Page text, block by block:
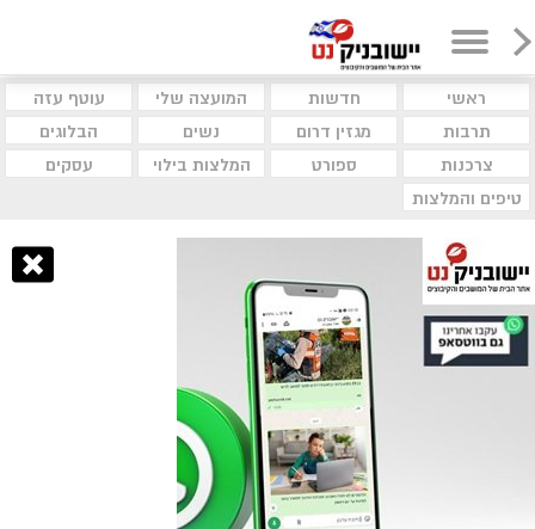
ראשי חדשות המועצה שלי
עוטף עזה
תרבות
מגזין דרום נשים
הבלוגים
צרכנות
ספורט המלצות בילוי
עסקים
טיפים והמלצות